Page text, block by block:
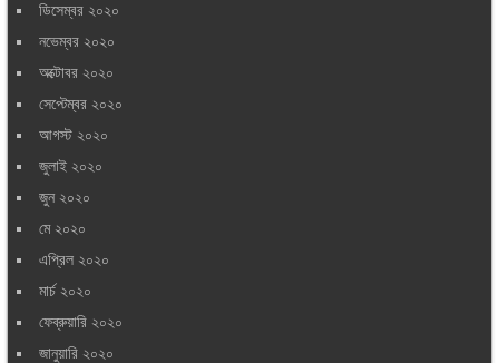
ডিসেম্বর ২০২০
নভেম্বর ২০২০
অক্টোবর ২০২০
সেপ্টেম্বর ২০২০
আগস্ট ২০২০
জুলাই ২০২০
জুন ২০২০
মে ২০২০
এপ্রিল ২০২০
মার্চ ২০২০
ফেব্রুয়ারি ২০২০
জানুয়ারি ২০২০